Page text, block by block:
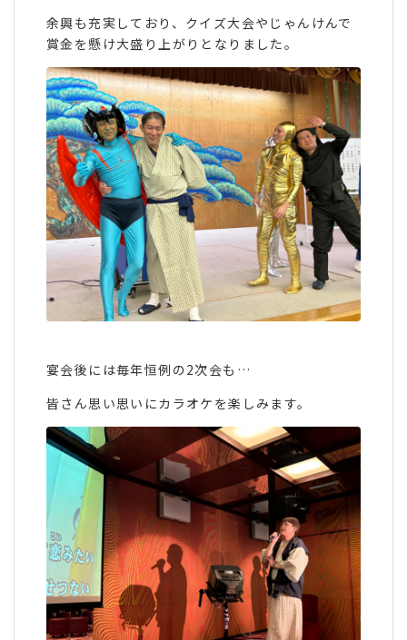
余興も充実しており、クイズ大会やじゃんけんで
賞金を懸け大盛り上がりとなりました。
宴会後には毎年恒例の2次会も…
皆さん思い思いにカラオケを楽しみます。